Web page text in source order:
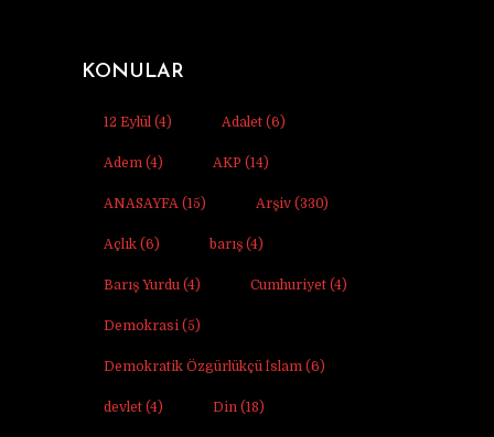
KONULAR
12 Eylül (4) Adalet (6)
Adem (4) AKP (14)
ANASAYFA (15) Arşiv (330)
Açlık (6) barış (4)
Barış Yurdu (4) Cumhuriyet (4)
Demokrasi (5)
Demokratik Özgürlükçü İslam (6)
devlet (4) Din (18)